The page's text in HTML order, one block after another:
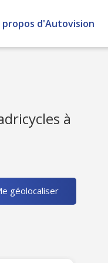
propos d'Autovision
à
géolocaliser